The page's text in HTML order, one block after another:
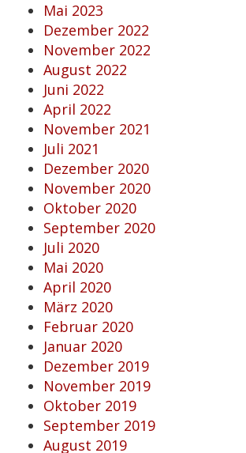
Mai 2023
Dezember 2022
November 2022
August 2022
Juni 2022
April 2022
November 2021
Juli 2021
Dezember 2020
November 2020
Oktober 2020
September 2020
Juli 2020
Mai 2020
April 2020
März 2020
Februar 2020
Januar 2020
Dezember 2019
November 2019
Oktober 2019
September 2019
August 2019